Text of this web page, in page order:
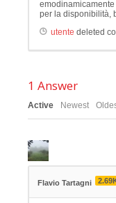
per la disponibilità,
utente deleted
1 Answer
Active Newest
Flavio Tartagni